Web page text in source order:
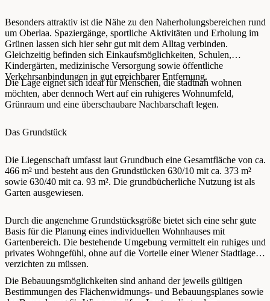
Besonders attraktiv ist die Nähe zu den Naherholungsbereichen rund
um Oberlaa. Spaziergänge, sportliche Aktivitäten und Erholung im
Grünen lassen sich hier sehr gut mit dem Alltag verbinden.
Gleichzeitig befinden sich Einkaufsmöglichkeiten, Schulen,
Kindergärten, medizinische Versorgung sowie öffentliche
Verkehrsanbindungen in gut erreichbarer Entfernung.
Die Lage eignet sich ideal für Menschen, die stadtnah wohnen
möchten, aber dennoch Wert auf ein ruhigeres Wohnumfeld,
Grünraum und eine überschaubare Nachbarschaft legen.
Das Grundstück
Die Liegenschaft umfasst laut Grundbuch eine Gesamtfläche von ca.
466 m² und besteht aus den Grundstücken 630/10 mit ca. 373 m²
sowie 630/40 mit ca. 93 m². Die grundbücherliche Nutzung ist als
Garten ausgewiesen.
Durch die angenehme Grundstücksgröße bietet sich eine sehr gute
Basis für die Planung eines individuellen Wohnhauses mit
Gartenbereich. Die bestehende Umgebung vermittelt ein ruhiges und
privates Wohngefühl, ohne auf die Vorteile einer Wiener Stadtlage
verzichten zu müssen.
Die Bebauungsmöglichkeiten sind anhand der jeweils gültigen
Bestimmungen des Flächenwidmungs- und Bebauungsplanes sowie